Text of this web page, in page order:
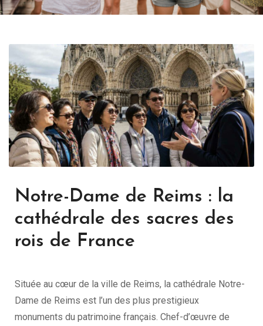
Notre-Dame de Reims : la
cathédrale des sacres des
rois de France
Située au cœur de la ville de Reims, la cathédrale Notre-
Dame de Reims est l’un des plus prestigieux
monuments du patrimoine français. Chef-d’œuvre de